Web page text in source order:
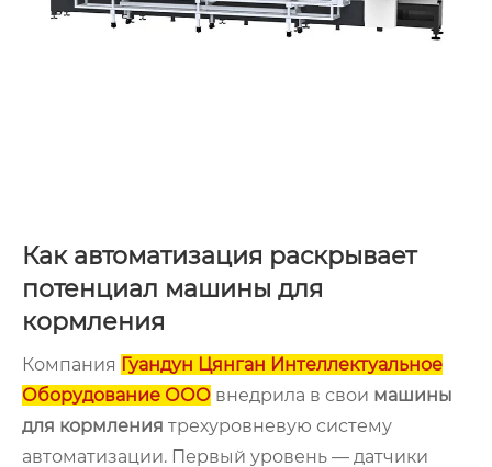
Как автоматизация раскрывает
потенциал машины для
кормления
Компания Гуандун Цянган Интеллектуальное
Оборудование ООО внедрила в свои машины
для кормления трехуровневую систему
автоматизации. Первый уровень — датчики